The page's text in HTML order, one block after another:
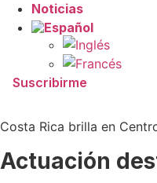
Noticias
Suscribirme
Costa Rica brilla en
Actuación